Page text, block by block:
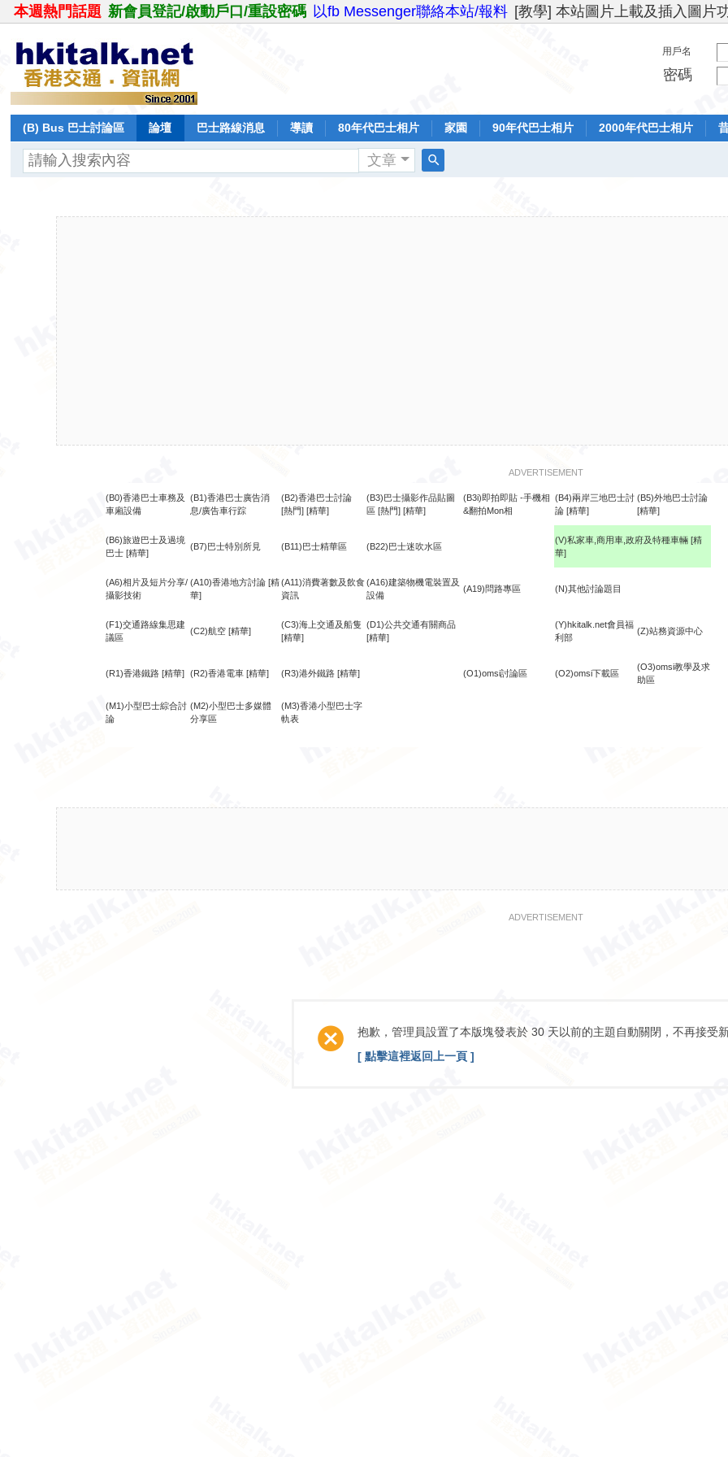
本週熱門話題 新會員登記/啟動戶口/重設密碼 以fb Messenger聯絡本站/報料 [教學] 本站圖片上載及插入圖片
用戶名
密碼
(B) Bus 巴士討論區 論壇 巴士路線消息 導讀 80年代巴士相片 家園 90年代巴士相片 2000年代巴士相片
文章
ADVERTISEMENT
(B0)香港巴士車務及
車廂設備
(B1)香港巴士廣告消
息/廣告車行踪
(B2)香港巴士討論
[熱門] [精華]
(B3)巴士攝影作品貼圖
區 [熱門] [精華]
(B3i)即拍即貼 -手機相
&翻拍Mon相
(B4)兩岸三地巴士討
論 [精華]
(B5)外地巴士討論
[精華]
(B6)旅遊巴士及過境
巴士 [精華]
(B7)巴士特別所見 (B11)巴士精華區 (B22)巴士迷吹水區
(V)私家車,商用車,政府及特種車輛 [精
華]
(A6)相片及短片分享/
攝影技術
(A10)香港地方討論 [精
華]
(A11)消費著數及飲食
資訊
(A16)建築物機電裝置及
設備
(A19)問路專區 (N)其他討論題目
(F1)交通路線集思建
議區
(C2)航空 [精華]
(C3)海上交通及船隻
[精華]
(D1)公共交通有關商品
[精華]
(Y)hkitalk.net會員福
利部
(Z)站務資源中心
(R1)香港鐵路 [精華] (R2)香港電車 [精華] (R3)港外鐵路 [精華] (O1)omsi討論區 (O2)omsi下載區
(O3)omsi教學及求
助區
(M1)小型巴士綜合討
論
(M2)小型巴士多媒體
分享區
(M3)香港小型巴士字
軌表
ADVERTISEMENT
抱歉，管理員設置了本版塊發表於 30 天以前的主題自動關閉，不再接受
[ 點擊這裡返回上一頁 ]